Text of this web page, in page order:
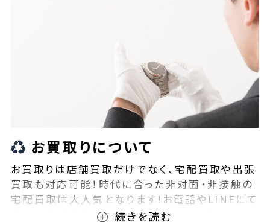
お買取りについて
お買取りは店舗買取だけでなく、宅配買取や出張
買取も対応可能！時代に合った非対面・非接触の
宅配買取は大人気となります!お電話やLINEにて
事前査定が可能となっております！また無料の宅